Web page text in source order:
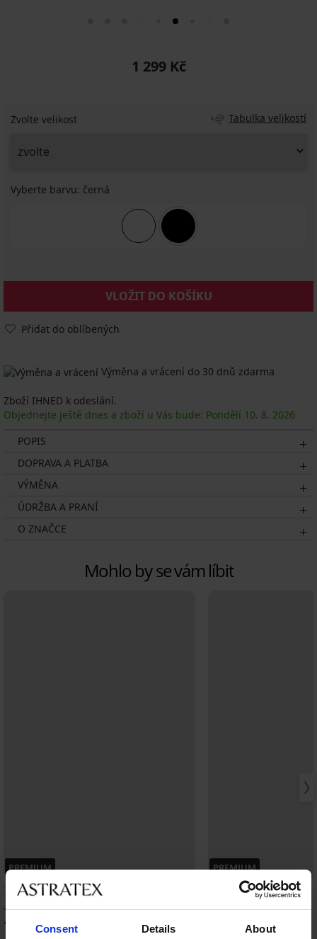
Consent Details About
1 299 Kč
Zvolte velikost Tabulka velikostí
Vyberte barvu: černá
VLOŽIT DO KOŠÍKU
Přidat do oblíbených
Výměna a vrácení do 30 dnů zdarma
Zboží IHNED k odeslání.
Objednejte ještě dnes a zboží u Vás bude: Pondělí 10. 8. 2026
POPIS
DOPRAVA A PLATBA
VÝMĚNA
ÚDRŽBA A PRANÍ
O ZNAČCE
Mohlo by se vám líbit
PREMIUM
Tričko BOSS Waffle
1 199 Kč
PREMIUM
Šortky BOSS Waffle
1 199 Kč